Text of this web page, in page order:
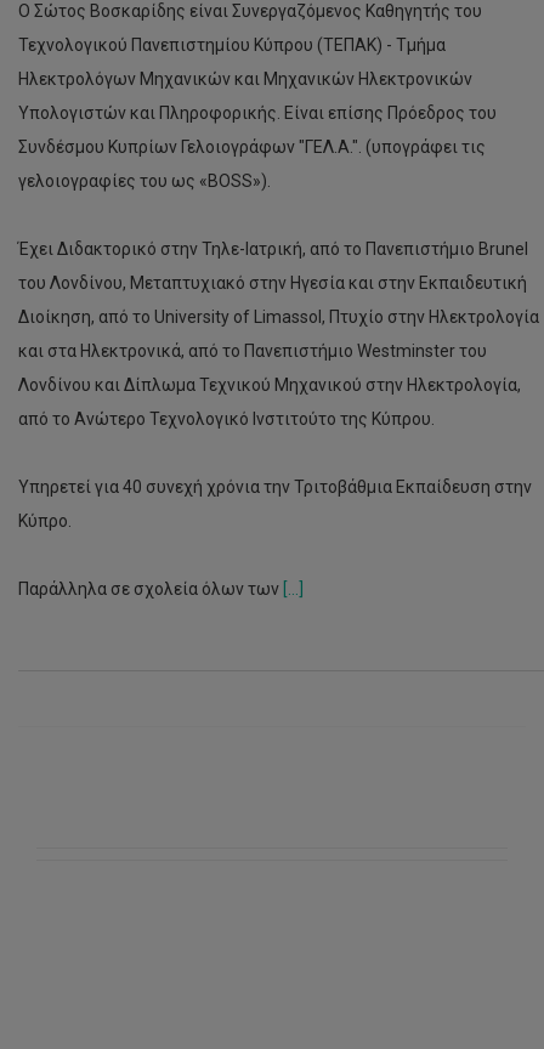
Ο Σώτος Βοσκαρίδης είναι Συνεργαζόμενος Καθηγητής του
Τεχνολογικού Πανεπιστημίου Κύπρου (ΤΕΠΑΚ) - Τμήμα
Ηλεκτρολόγων Μηχανικών και Μηχανικών Ηλεκτρονικών
Υπολογιστών και Πληροφορικής. Είναι επίσης Πρόεδρος του
Συνδέσμου Κυπρίων Γελοιογράφων "ΓΕΛ.Α.". (υπογράφει τις
γελοιογραφίες του ως «BOSS»).
Έχει Διδακτορικό στην Τηλε-Ιατρική, από το Πανεπιστήμιο Brunel
του Λονδίνου, Μεταπτυχιακό στην Ηγεσία και στην Εκπαιδευτική
Διοίκηση, από το University of Limassol, Πτυχίο στην Ηλεκτρολογία
και στα Ηλεκτρονικά, από το Πανεπιστήμιο Westminster του
Λονδίνου και Δίπλωμα Τεχνικού Μηχανικού στην Ηλεκτρολογία,
από το Ανώτερο Τεχνολογικό Ινστιτούτο της Κύπρου.
Υπηρετεί για 40 συνεχή χρόνια την Τριτοβάθμια Εκπαίδευση στην
Κύπρο.
Παράλληλα σε σχολεία όλων των